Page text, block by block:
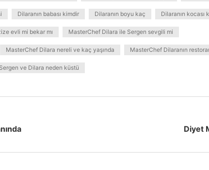
Dilaranın babası kimdir Dilaranın boyu kaç Dilaranın kocası
evli mi bekar mı MasterChef Dilara ile Sergen sevgili mi
MasterChef Dilara nereli ve kaç yaşında MasterChef Dilaranın
Sergen ve Dilara neden küstü
Diyet